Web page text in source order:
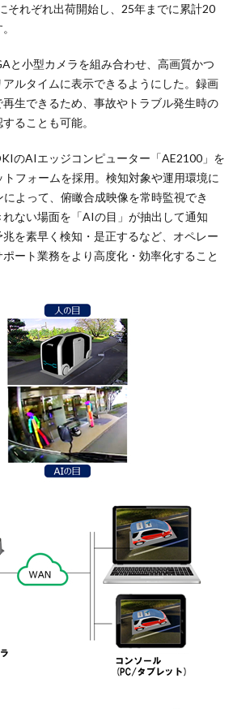
それぞれ出荷開始し、25年までに累計20
と小型カメラを組み合わせ、高画質かつ
ルタイムに表示できるようにした。録画
生できるため、事故やトラブル発生時の
ることも可能。
のAIエッジコンピューター「AE2100」を
フォームを採用。検知対象や運用環境に
よって、俯瞰合成映像を常時監視でき
ない場面を「AIの目」が抽出して通知
を素早く検知・是正するなど、オペレー
ート業務をより高度化・効率化すること